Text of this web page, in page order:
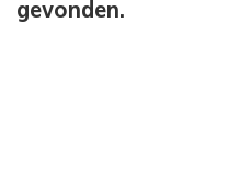
gevonden.